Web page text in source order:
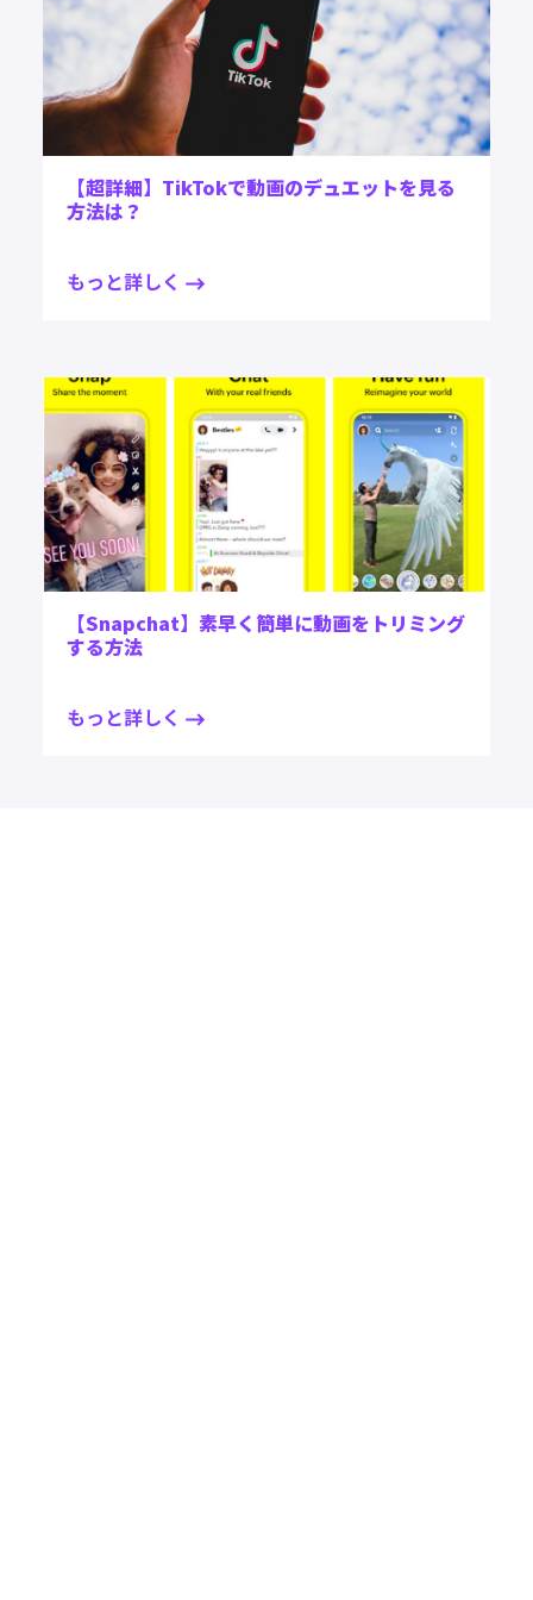
【超詳細】TikTokで動画のデュエットを見る
方法は？
もっと詳しく
【Snapchat】素早く簡単に動画をトリミング
する方法
もっと詳しく